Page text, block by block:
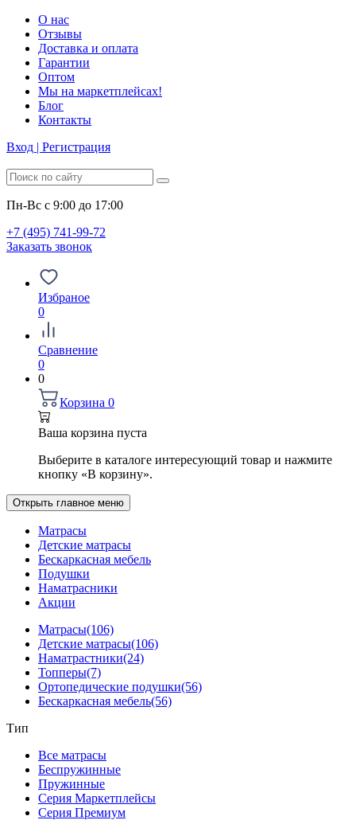
О нас
Отзывы
Доставка и оплата
Гарантии
Оптом
Мы на маркетплейсах!
Блог
Контакты
Вход | Регистрация
Пн-Вс с 9:00 до 17:00
+7 (495) 741-99-72
Заказать звонок
Избраное
0
Сравнение
0
0
Корзина 0
Ваша корзина пуста
Выберите в каталоге интересующий товар и нажмите
кнопку «В корзину».
Открыть главное меню
Матрасы
Детские матрасы
Бескаркасная мебель
Подушки
Наматрасники
Акции
Матрасы(106)
Детские матрасы(106)
Наматрастники(24)
Топперы(7)
Ортопедические подушки(56)
Бескаркасная мебель(56)
Тип
Все матрасы
Беспружинные
Пружинные
Серия Маркетплейсы
Серия Премиум